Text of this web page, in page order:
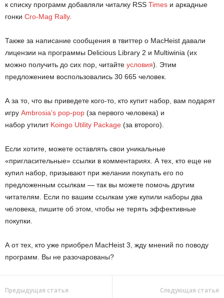
к списку программ добавляли читалку RSS Times и аркадные
гонки Cro-Mag Rally.
Также за написание сообщения в твиттер о MacHeist давали
лицензии на программы Delicious Library 2 и Multiwinia (их
можно получить до сих пор, читайте условия). Этим
предложением воспользовались 30 665 человек.
А за то, что вы приведете кого-то, кто купит набор, вам подарят
игру Ambrosia’s pop-pop (за первого человека) и
набор утилит Koingo Utility Package (за второго).
Если хотите, можете оставлять свои уникальные
«пригласительные» ссылки в комментариях. А тех, кто еще не
купил набор, призывают при желании покупать его по
предложенным ссылкам — так вы можете помочь другим
читателям. Если по вашим ссылкам уже купили наборы два
человека, пишите об этом, чтобы не терять эффективные
покупки.
А от тех, кто уже приобрел MacHeist 3, жду мнений по поводу
программ. Вы не разочарованы?
Предыдущая статья Следующая статья